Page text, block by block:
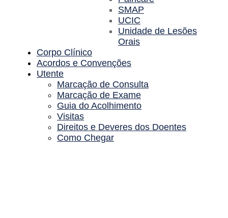
SMAP
UCIC
Unidade de Lesões
Orais
Corpo Clínico
Acordos e Convenções
Utente
Marcação de Consulta
Marcação de Exame
Guia do Acolhimento
Visitas
Direitos e Deveres dos Doentes
Como Chegar